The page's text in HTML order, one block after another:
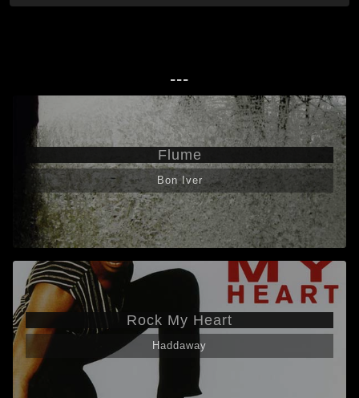
---
Flume
Bon Iver
Rock My Heart
Haddaway